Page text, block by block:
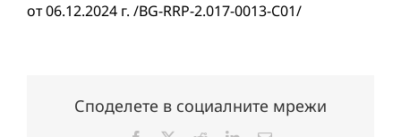
от 06.12.2024 г. /BG-RRP-2.017-0013-C01/
Споделете в социалните мрежи